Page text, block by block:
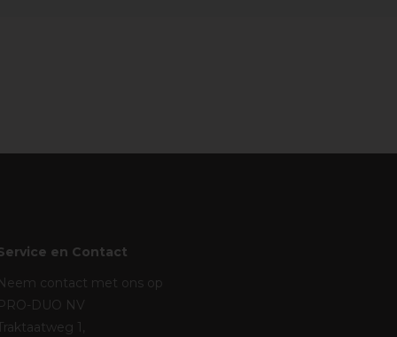
en Contact
contact met ons op
DUO NV
1,